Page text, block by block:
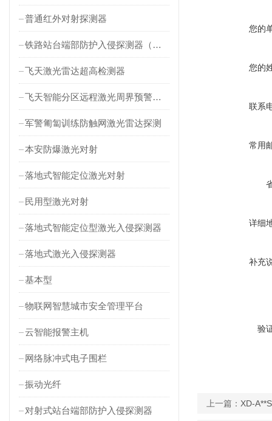
普通红外对射探测器
铁路站台端部防护入侵探测器（对射式）
飞天激光雷达超高检测器
飞天智能分区远程激光周界预警雷达
军警匍匐训练防触网激光雷达探测
本安防爆激光对射
落地式智能定位激光对射
民用型激光对射
落地式智能定位型激光入侵探测器
落地式激光入侵探测器
基本型
物联网智慧城市安全管理平台
云智能报警主机
网络脉冲式电子围栏
振动光纤
对射式站台端部防护入侵探测器
您的
您的
联系
常用
详细
补充
验
上一篇： XD-